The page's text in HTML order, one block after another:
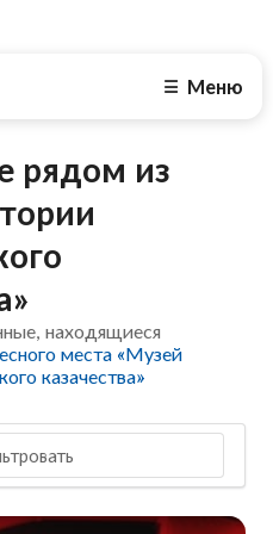
☰ Меню
рядом из
находящиеся
места «Музей
казачества»